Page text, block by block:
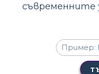
съвременните